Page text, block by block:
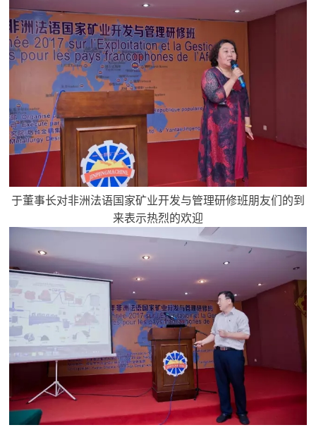
于董事长对非洲法语国家矿业开发与管理研修班朋友们的到
来表示热烈的欢迎